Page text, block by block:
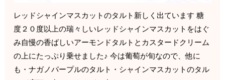
レッドシャインマスカットのタルト新しく出ています 糖
度２０度以上の瑞々しいレッドシャインマスカットをはぐ
み自慢の香ばしいアーモンドタルトとカスタードクリーム
の上にたっぷり乗せました♪ 今は葡萄が旬なので、他に
も・ナガノパープルのタルト・シャインマスカットのタル